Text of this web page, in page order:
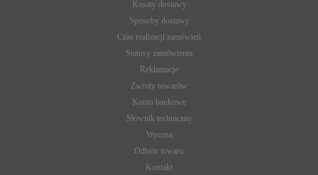
Koszty dostawy
Sposoby dostawy
Czas realizacji zamówień
Statusy zamówienia
Reklamacje
Zwroty towarów
Konto bankowe
Słownik techniczny
Wycena
Odbiór towaru
Kontakt